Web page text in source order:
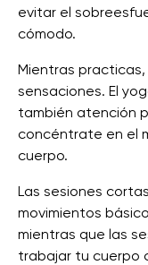
evitar el
cómodo.
Mientras
sensaciones. El
también atención
concéntrate en el
cuerpo.
Las sesiones
movimientos
mientras que las
trabajar tu cuerpo